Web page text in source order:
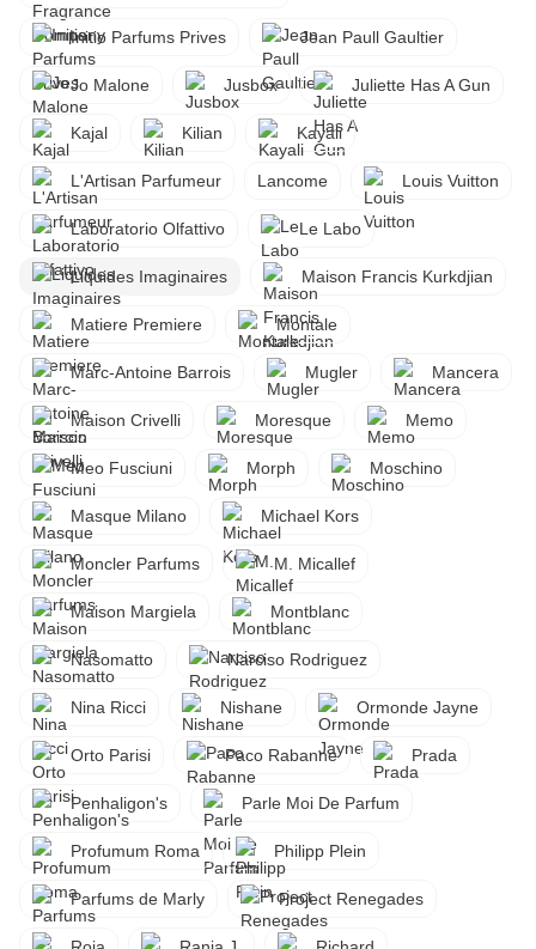
Initio Parfums Prives Jean Paull Gaultier
Jo Malone Jusbox Juliette Has A Gun
Kajal Kilian Kayali
L'Artisan Parfumeur Lancome Louis Vuitton
Laboratorio Olfattivo Le Labo
Liquides Imaginaires Maison Francis Kurkdjian
Matiere Premiere Montale
Marc-Antoine Barrois Mugler Mancera
Maison Crivelli Moresque Memo
Meo Fusciuni Morph Moschino
Masque Milano Michael Kors
Moncler Parfums M. Micallef
Maison Margiela Montblanc
Nasomatto Narciso Rodriguez
Nina Ricci Nishane Ormonde Jayne
Orto Parisi Paco Rabanne Prada
Penhaligon's Parle Moi De Parfum
Profumum Roma Philipp Plein
Parfums de Marly Project Renegades